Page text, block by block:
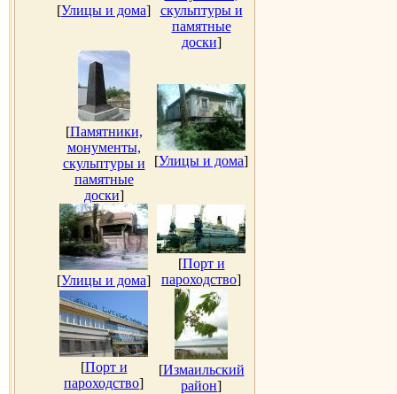
[Улицы и дома]
скульптуры и
памятные
доски]
[Памятники,
монументы,
скульптуры и
памятные
доски]
[Улицы и дома]
[Улицы и дома]
[Порт и
пароходство]
[Порт и
пароходство]
[Измаильский
район]